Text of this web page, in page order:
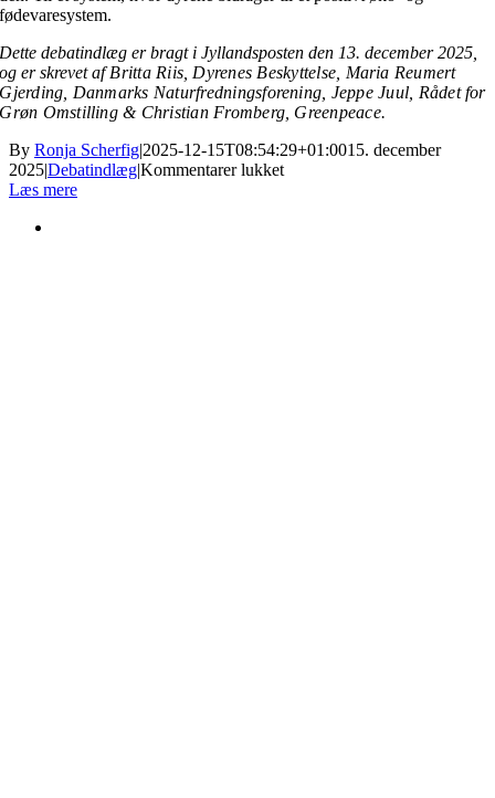
fødevaresystem.
Dette debatindlæg er bragt i Jyllandsposten den 13. december 2025,
og er skrevet afBritta Riis, Dyrenes Beskyttelse, Maria Reumert
Gjerding , Danmarks Naturfredningsforening, Jeppe Juul, Rådet for
Grøn Omstilling & Christian Fromberg, Greenpeace.
By Ronja Scherfig|2025-12-15T08:54:29+01:0015. december
2025|Debatindlæg|Kommentarer lukkettil
Læs mere